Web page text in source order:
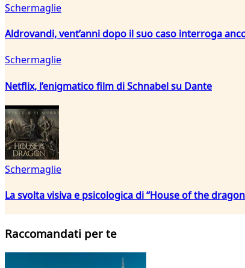
Schermaglie
Aldrovandi, vent’anni dopo il suo caso interroga
Schermaglie
Netflix, l’enigmatico film di Schnabel su Dante
Schermaglie
La svolta visiva e psicologica di “House of the
Raccomandati per te